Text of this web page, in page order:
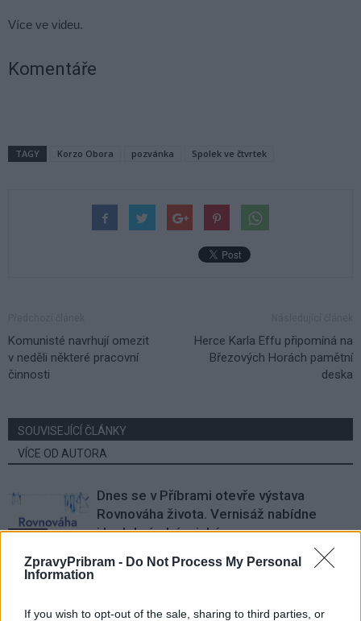
ZpravyPribram - Do Not Process My Personal
Information
If you wish to opt-out of the sale, sharing to third parties, or
Více ve videu.
Komentáře
TAGY Korzo Obora pozvánka Spolek ve čtvrtek
Komunisté navrhují omezit
v neděli některé pracovní
činnosti
Herce Karla Effu připomíná na
Březových Horách pamětní
deska
SOUVISEJÍCÍ ČLÁNKY
VÍCE OD AUTORA
Kultura
Dnes se v Příbrami otevře výstava
Rovnováha života. Vernisáž nabídne
i hudební a básnický program
Dobříšsko
Festival hudby na zámku Dobříš sází na
s dalšími žánry i rodinným programem